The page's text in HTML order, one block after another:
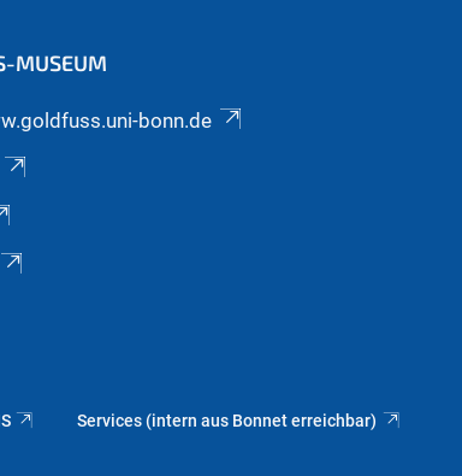
MUSEUM
bonn.de
Services (intern aus Bonnet erreichbar)